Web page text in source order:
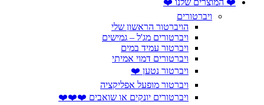
ויברטורים
הויברטור הראשון שלי
ויברטורים מג'ל – גמישים
ויברטור עמיד במים
ויברטורים דמוי אמיתי
ויברטור נטען ❤️
ויברטור מופעל אפליקציה
ויברטורים יונקים או שואבים ❤️❤️❤️